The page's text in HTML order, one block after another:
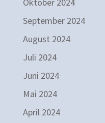
September 2024
August 2024
Juli 2024
Juni 2024
Mai 2024
April 2024